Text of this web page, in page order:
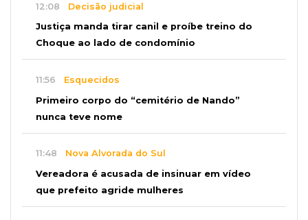
12:08 Decisão judicial
Justiça manda tirar canil e proíbe treino do
Choque ao lado de condomínio
11:56 Esquecidos
Primeiro corpo do “cemitério de Nando”
nunca teve nome
11:48 Nova Alvorada do Sul
Vereadora é acusada de insinuar em vídeo
que prefeito agride mulheres